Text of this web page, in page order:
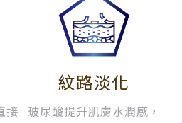
接
紋路淡化
玻尿酸提升肌膚水潤感，